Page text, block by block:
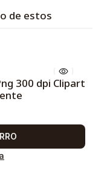
de estos
300 dpi Clipart